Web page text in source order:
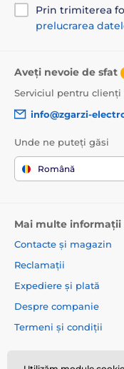
Prin trimiterea
prelucrarea
Aveți nevoie de sfat
Serviciul pentru
info@zgarzi-
Unde ne puteți găsi
Română
Mai multe informații
Contacte și magazin
Reclamații
Expediere și plată
Despre companie
Termeni și condiții